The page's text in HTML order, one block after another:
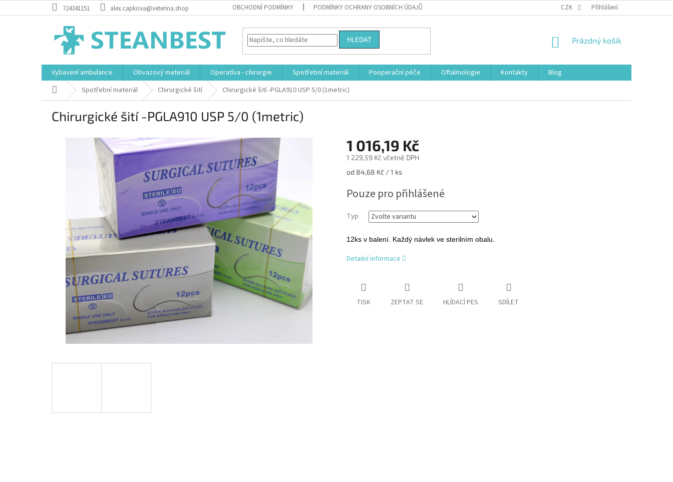
na
724341151 alex.capkova@veterina.shop OBCHODNÍ PODMÍNKY PODMÍNKY OCHRANY OSOBNÍCH ÚDAJŮ CZK Přihlášení
HLEDAT
NÁKUPNÍ
Prázdný košík
Vybavení ambulance Obvazový materiál Operatíva - chirurgie Spotřební materiál Pooperační péče Oftalmologie Kontakty
Blog
Domů Spotřební materiál Chirurgické šití Chirurgické šití -PGLA910 USP 5/0 (1metric)
Chirurgické šití -PGLA910 USP 5/0 (1metric)
1 016,19 Kč
1 229,59 Kč včetně DPH
Měrná
od 84,68 Kč / 1 ks
Pouze pro přihlášené
Typ
12ks v balení. Každý návlek ve sterilním obalu.
Detailní informace
TISK ZEPTAT SE HLÍDACÍ PES SDÍLET